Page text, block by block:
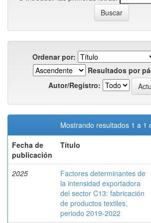
Ordenar por:
Resultados por
Autor/Registro:
Mostrando resultados 1 a 1
Fecha de
publicación
Título
2025
Factores determinantes de
la intensidad exportadora
del sector C13: fabricación
de productos textiles,
periodo 2019-2022